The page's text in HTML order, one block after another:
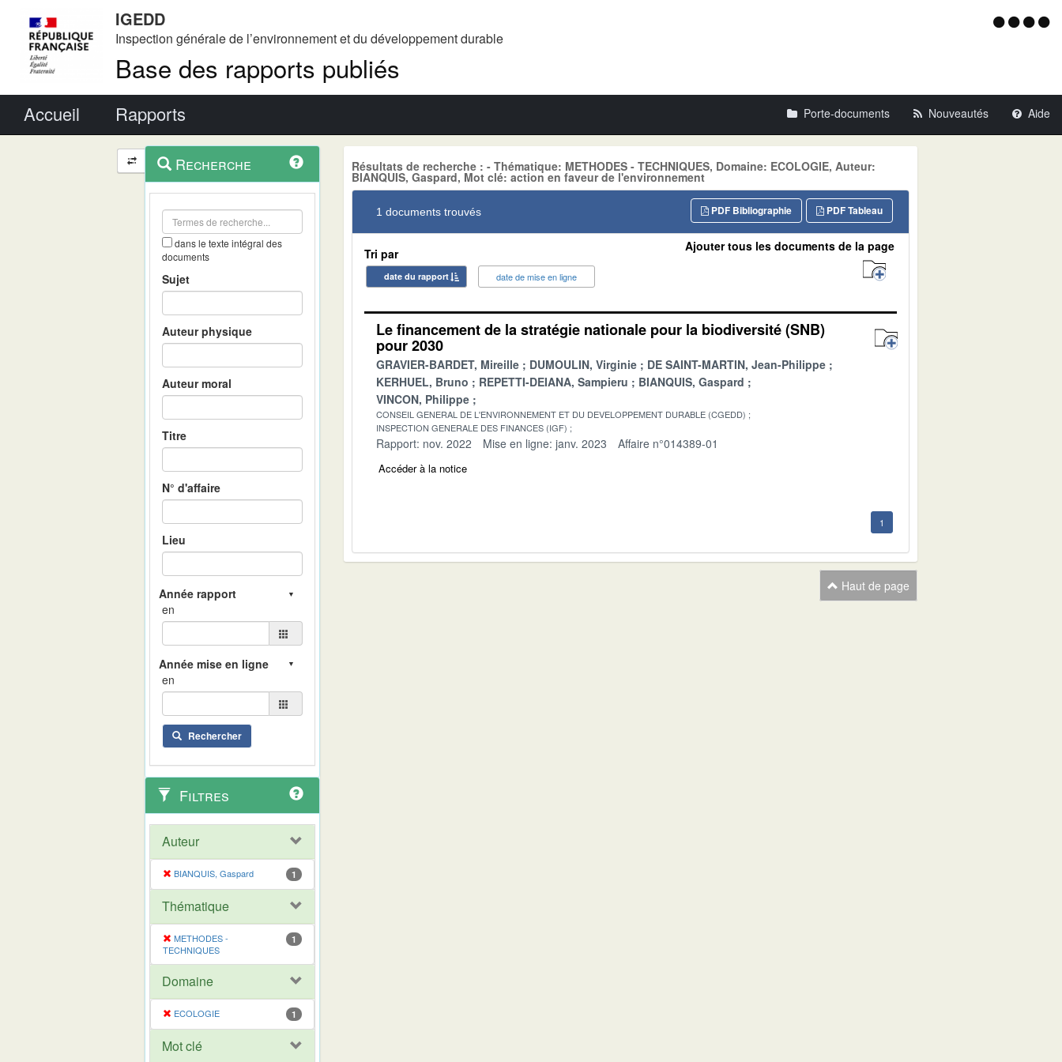
IGEDD
Inspection générale de l’environnement et du développement durable
Base des rapports publiés
Menu
Accueil Rapports Porte-documents Nouveautés Aide
Navigation
et
outils
contextuel
Recherche
dans le texte intégral des
documents
Sujet
Auteur physique
Auteur moral
Titre
N° d'affaire
Lieu
en
en
Rechercher
Filtres
Auteur
BIANQUIS, Gaspard 1
Thématique
METHODES -
TECHNIQUES
1
Domaine
ECOLOGIE 1
Mot clé
Résultats de recherche : - Thématique: METHODES - TECHNIQUES, Domaine: ECOLOGIE, Auteur:
BIANQUIS, Gaspard, Mot clé: action en faveur de l'environnement
1 documents trouvés PDF Tableau
PDF Bibliographie
Tri par
date du rapport date de mise en ligne
Ajouter tous les documents de la page
Le financement de la stratégie nationale pour la biodiversité (SNB)
pour 2030
GRAVIER-BARDET, Mireille DUMOULIN, Virginie
DE SAINT-MARTIN, Jean-Philippe
KERHUEL, Bruno
REPETTI-DEIANA, Sampieru
BIANQUIS, Gaspard
VINCON, Philippe
CONSEIL GENERAL DE L'ENVIRONNEMENT ET DU DEVELOPPEMENT DURABLE (CGEDD)
INSPECTION GENERALE DES FINANCES (IGF)
Rapport: nov. 2022 Mise en ligne: janv. 2023 Affaire n°014389-01
Accéder à la notice
1
Haut de page